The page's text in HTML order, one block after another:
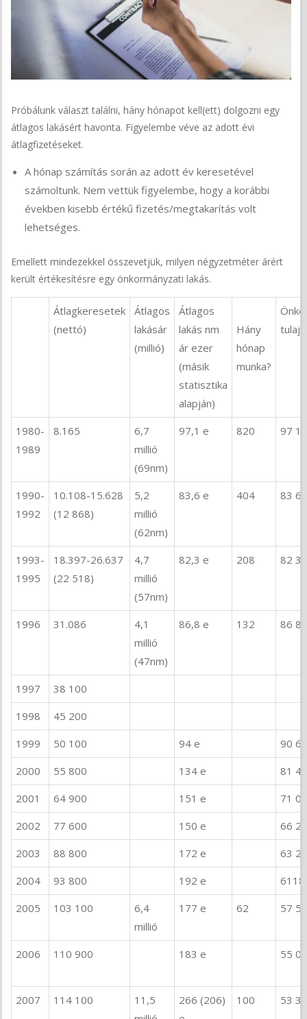
Próbálunk választ találni, hány hónapot kell(ett) dolgozni egy
átlagos lakásért havonta. Figyelembe véve az adott évi
átlagfizetéseket.
A hónap számítás során az adott év keresetével
számoltunk. Nem vettük figyelembe, hogy a korábbi
években kisebb értékű fizetés/megtakarítás volt
lehetséges.
Emellett mindezekkel összevetjük, milyen négyzetméter árért
került értékesítésre egy önkormányzati lakás.
Átlagkeresetek
(nettó)
Átlagos
lakásár
(millió)
Átlagos
lakás nm
ár ezer
(másik
statisztika
alapján)
Hány
hónap
munka?
1980-
1989
8.165
6,7
millió
(69nm)
97,1 e 820 97
1990-
1992
10.108-15.628
(12 868)
5,2
millió
(62nm)
83,6 e 404 83
1993-
1995
18.397-26.637
(22 518)
4,7
millió
(57nm)
82,3 e 208 82
1996 31.086
4,1
millió
(47nm)
86,8 e 132 86
1997
38 100
1998
45 200
1999
50 100 94 e
90
2000
55 800 134 e
81
2001
64 900 151 e
71
2002
77 600 150 e
66
2003
88 800 172 e
63
2004
93 800 192 e
2005
103 100
6,4
millió
177 e 62 57
2006 110 900 183 e 55
2007 114 100
11,5
266 (206)
100 53